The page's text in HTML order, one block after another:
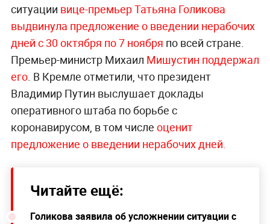
ситуации вице-премьер Татьяна Голикова
выдвинула предложение о введении нерабочих
дней с 30 октября по 7 ноября по всей стране.
Премьер-министр Михаил Мишустин поддержал
его. В Кремле отметили, что президент
Владимир Путин выслушает доклады
оперативного штаба по борьбе с
коронавирусом, в том числе оценит
предложение о введении нерабочих дней.
Читайте ещё:
Голикова заявила об усложнении ситуации с